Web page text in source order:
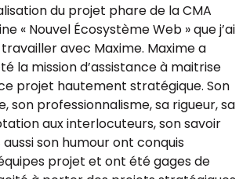
du projet phare de la CMA
« Nouvel Écosystème Web » que j’ai
avec Maxime. Maxime a
la mission d’assistance à maitrise
projet hautement stratégique. Son
son professionnalisme, sa rigueur, sa
aux interlocuteurs, son savoir
son humour ont conquis
projet et ont été gages de